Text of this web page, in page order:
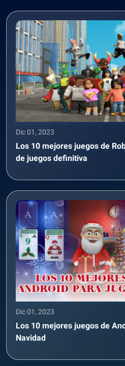
Dic 01, 2023
Los 10 mejores juegos de
de juegos definitiva
Dic 01, 2023
Los 10 mejores juegos de
Navidad